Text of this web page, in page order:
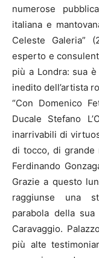
numerose
italiana e
Celeste Galeria”
esperto e
più a Londra: sua
inedito dell’artista
“Con Domenico
Ducale Stefano
inarrivabili di
di tocco, di grande
Ferdinando
Grazie a questo
raggiunse una
parabola della
Caravaggio.
più alte